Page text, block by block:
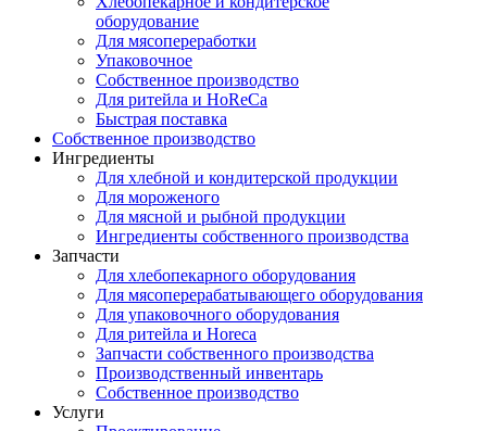
оборудование
Для мясопереработки
Упаковочное
Собственное производство
Для ритейла и HoReCa
Быстрая поставка
Собственное производство
Ингредиенты
Для хлебной и кондитерской продукции
Для мороженого
Для мясной и рыбной продукции
Ингредиенты собственного производства
Запчасти
Для хлебопекарного оборудования
Для мясоперерабатывающего оборудования
Для упаковочного оборудования
Для ритейла и Horeca
Запчасти собственного производства
Производственный инвентарь
Собственное производство
Услуги